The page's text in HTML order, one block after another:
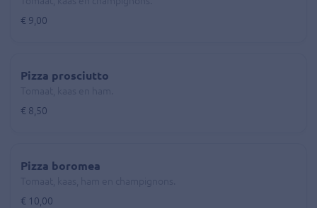
€ 9,00
Pizza prosciutto
€ 8,50
Pizza boromea
€ 10,00